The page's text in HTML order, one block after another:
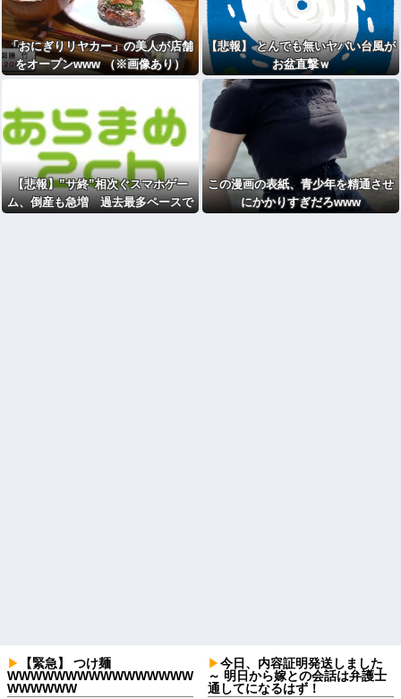
「おにぎりリヤカー」の美人が店舗
をオープンwww （※画像あり）
【悲報】 とんでも無いヤバい台風が
お盆直撃ｗ
【悲報】”サ終”相次ぐスマホゲー
ム、倒産も急増 過去最多ペースで
この漫画の表紙、青少年を精通させ
にかかりすぎだろwww
【緊急】 つけ麺
WWWWWWWWWWWWWWWW
WWWWWW
今日、内容証明発送しました
～ 明日から嫁との会話は弁護士
通してになるはず！